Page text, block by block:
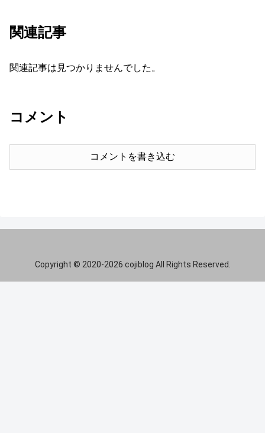
関連記事
関連記事は見つかりませんでした。
コメント
コメントを書き込む
Copyright © 2020-2026 cojiblog All Rights Reserved.